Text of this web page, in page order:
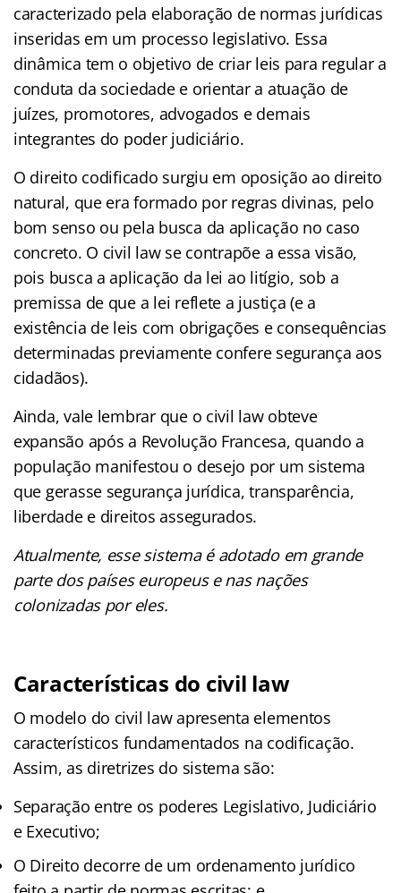
caracterizado pela elaboração de normas jurídicas
inseridas em um processo legislativo. Essa
dinâmica tem o objetivo de criar leis para regular a
conduta da sociedade e orientar a atuação de
juízes, promotores, advogados e demais
integrantes do poder judiciário.
O direito codificado surgiu em oposição ao direito
natural, que era formado por regras divinas, pelo
bom senso ou pela busca da aplicação no caso
concreto. O civil law se contrapõe a essa visão,
pois busca a aplicação da lei ao litígio, sob a
premissa de que a lei reflete a justiça (e a
existência de leis com obrigações e consequências
determinadas previamente confere segurança aos
cidadãos).
Ainda, vale lembrar que o civil law obteve
expansão após a Revolução Francesa, quando a
população manifestou o desejo por um sistema
que gerasse segurança jurídica, transparência,
liberdade e direitos assegurados.
Atualmente, esse sistema é adotado em grande
parte dos países europeus e nas nações
colonizadas por eles.
Características do civil law
O modelo do civil law apresenta elementos
característicos fundamentados na codificação.
Assim, as diretrizes do sistema são:
Separação entre os poderes Legislativo, Judiciário
e Executivo;
O Direito decorre de um ordenamento jurídico